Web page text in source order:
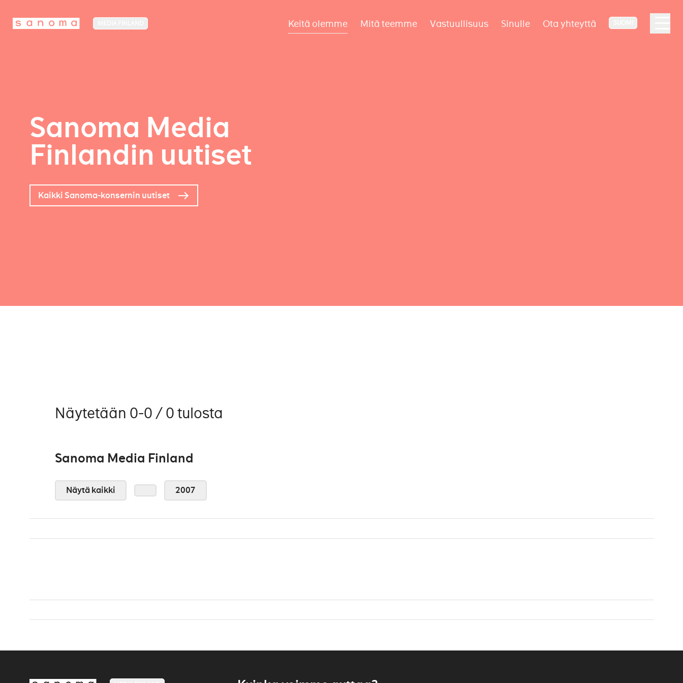
Keitä olemme Mitä teemme Vastuullisuus Sinulle Ota yhteyttä
Sanoma Media
Finlandin uutiset
Kaikki Sanoma-konsernin uutiset
Näytetään 0-0 / 0 tulosta
Sanoma Media Finland
Näytä kaikki 2007